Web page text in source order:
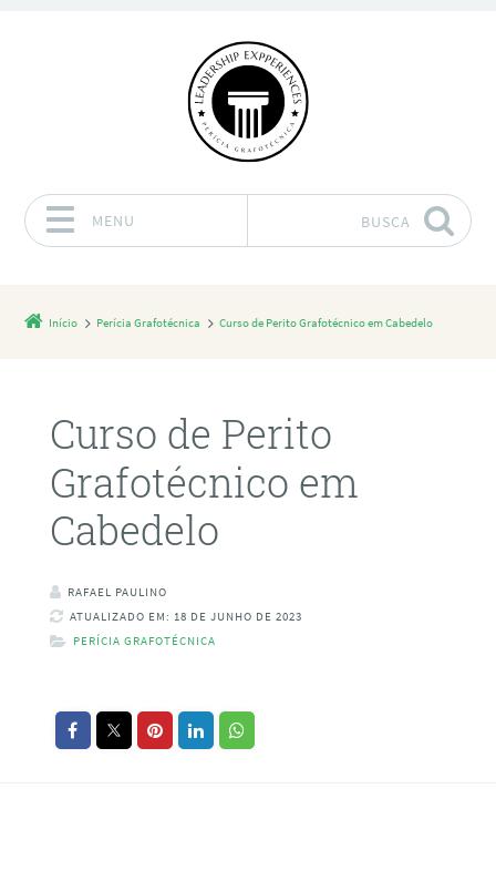
MENU BUSCA
Início Perícia Grafotécnica Curso de Perito Grafotécnico em Cabedelo
Curso de Perito
Grafotécnico em
Cabedelo
RAFAEL PAULINO
ATUALIZADO EM: 18 DE JUNHO DE 2023
PERÍCIA GRAFOTÉCNICA